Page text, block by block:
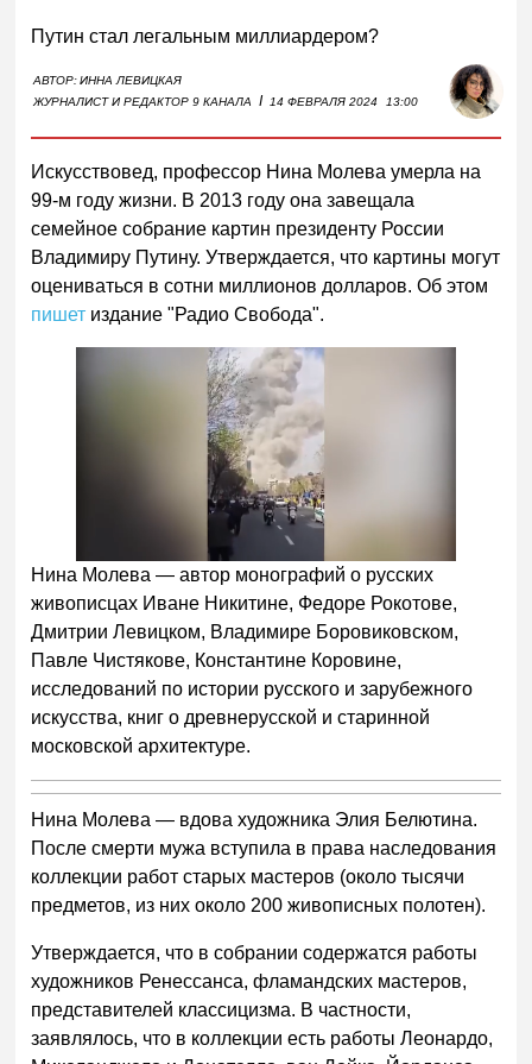
Путин стал легальным миллиардером?
АВТОР:ИННА ЛЕВИЦКАЯ
ЖУРНАЛИСТ И РЕДАКТОР 9 КАНАЛА
I 14 ФЕВРАЛЯ 2024 13:00
Искусствовед, профессор Нина Молева умерла на
99-м году жизни. В 2013 году она завещала
семейное собрание картин президенту России
Владимиру Путину. Утверждается, что картины могут
оцениваться в сотни миллионов долларов. Об этом
пишет издание "Радио Свобода".
Нина Молева — автор монографий о русских
живописцах Иване Никитине, Федоре Рокотове,
Дмитрии Левицком, Владимире Боровиковском,
Павле Чистякове, Константине Коровине,
исследований по истории русского и зарубежного
искусства, книг о древнерусской и старинной
московской архитектуре.
Нина Молева — вдова художника Элия Белютина.
После смерти мужа вступила в права наследования
коллекции работ старых мастеров (около тысячи
предметов, из них около 200 живописных полотен).
Утверждается, что в собрании содержатся работы
художников Ренессанса, фламандских мастеров,
представителей классицизма. В частности,
заявлялось, что в коллекции есть работы Леонардо,